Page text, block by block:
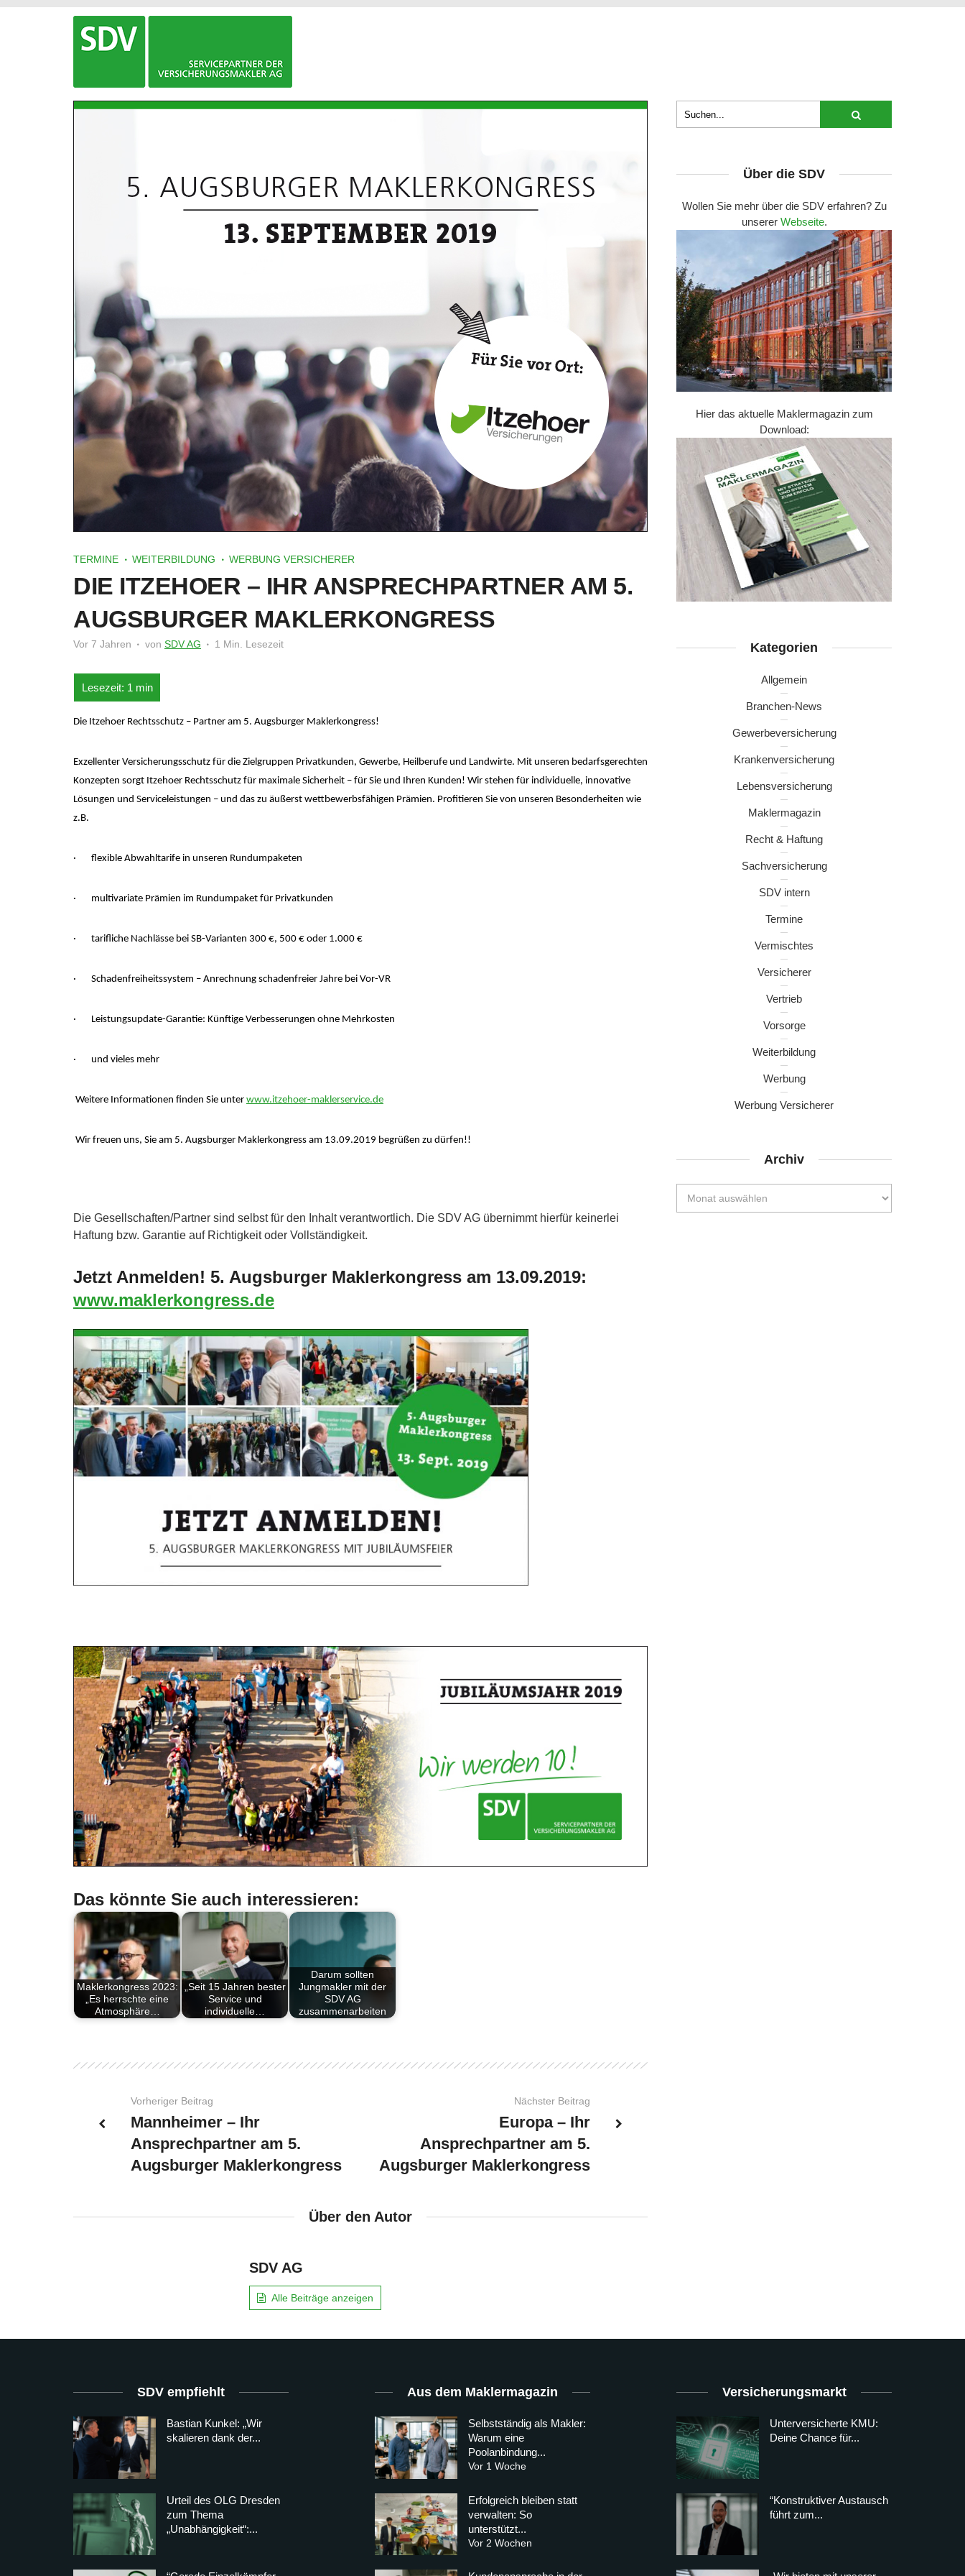
TERMINE WEITERBILDUNG WERBUNG VERSICHERER
DIE ITZEHOER – IHR ANSPRECHPARTNER AM 5.
AUGSBURGER MAKLERKONGRESS
Vor 7 Jahren von SDV AG 1 Min. Lesezeit
Die Itzehoer Rechtsschutz – Partner am 5. Augsburger Maklerkongress!
Exzellenter Versicherungsschutz für die Zielgruppen Privatkunden, Gewerbe, Heilberufe und Landwirte. Mit unseren bedarfsgerechten
Konzepten sorgt Itzehoer Rechtsschutz für maximale Sicherheit – für Sie und Ihren Kunden! Wir stehen für individuelle, innovative
Lösungen und Serviceleistungen – und das zu äußerst wettbewerbsfähigen Prämien. Profitieren Sie von unseren Besonderheiten wie
z.B.
· flexible Abwahltarife in unseren Rundumpaketen
· multivariate Prämien im Rundumpaket für Privatkunden
· tarifliche Nachlässe bei SB-Varianten 300 €, 500 € oder 1.000 €
· Schadenfreiheitssystem – Anrechnung schadenfreier Jahre bei Vor-VR
· Leistungsupdate-Garantie: Künftige Verbesserungen ohne Mehrkosten
· und vieles mehr
Weitere Informationen finden Sie unter www.itzehoer-maklerservice.de
Wir freuen uns, Sie am 5. Augsburger Maklerkongress am 13.09.2019 begrüßen zu dürfen!!
Die Gesellschaften/Partner sind selbst für den Inhalt verantwortlich. Die SDV AG übernimmt hierfür keinerlei
Haftung bzw. Garantie auf Richtigkeit oder Vollständigkeit.
Jetzt Anmelden! 5. Augsburger Maklerkongress am 13.09.2019:
www.maklerkongress.de
Das könnte Sie auch interessieren:
Maklerkongress 2023:
„Es herrschte eine
Atmosphäre…
„Seit 15 Jahren bester
Service und
individuelle…
Darum sollten
Jungmakler mit der
SDV AG
zusammenarbeiten
Vorheriger Beitrag
Mannheimer – Ihr
Ansprechpartner am 5.
Augsburger Maklerkongress
Nächster Beitrag
Europa – Ihr
Ansprechpartner am 5.
Augsburger Maklerkongress
Über den Autor
SDV AG
Alle Beiträge anzeigen
Über die SDV
Wollen Sie mehr über die SDV erfahren? Zu
unserer Webseite.
Hier das aktuelle Maklermagazin zum
Download:
Kategorien
Allgemein
Branchen-News
Gewerbeversicherung
Krankenversicherung
Lebensversicherung
Maklermagazin
Recht & Haftung
Sachversicherung
SDV intern
Termine
Vermischtes
Versicherer
Vertrieb
Vorsorge
Weiterbildung
Werbung
Werbung Versicherer
Archiv
SDV empfiehlt
Bastian Kunkel: „Wir
skalieren dank der...
Urteil des OLG Dresden
zum Thema
„Unabhängigkeit“:...
Aus dem Maklermagazin
Selbstständig als Makler:
Warum eine
Poolanbindung...
Vor 1 Woche
Erfolgreich bleiben statt
verwalten: So
unterstützt...
Vor 2 Wochen
Versicherungsmarkt
Unterversicherte KMU:
Deine Chance für...
“Konstruktiver Austausch
führt zum...